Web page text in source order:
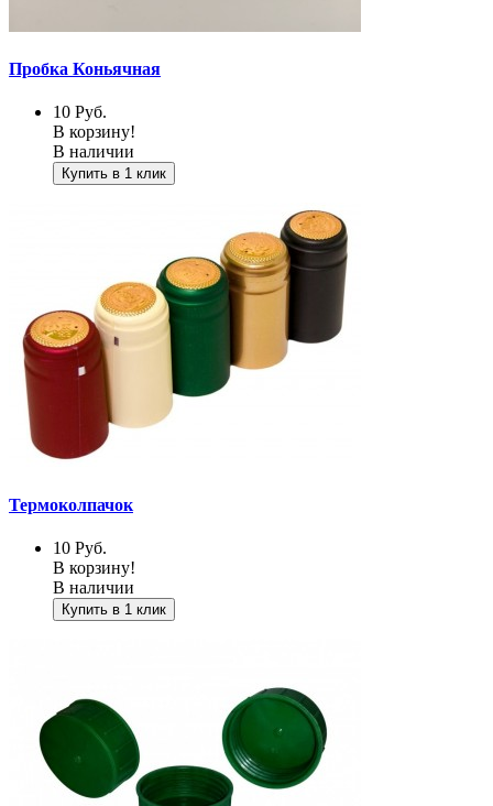
Пробка Коньячная
10 Руб.
В корзину!
В наличии
Купить в 1 клик
Термоколпачок
10 Руб.
В корзину!
В наличии
Купить в 1 клик